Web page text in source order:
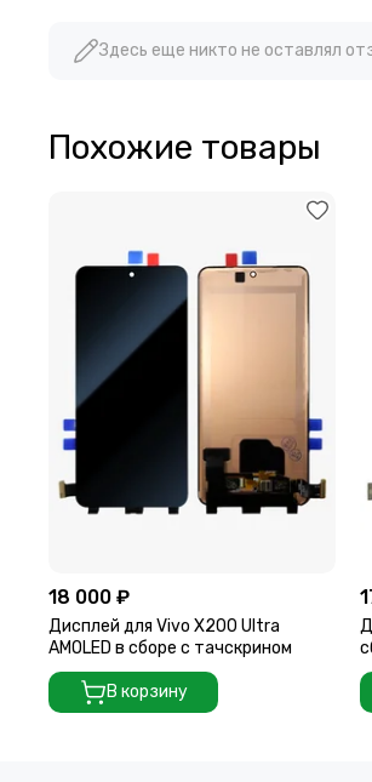
Здесь еще никто не оставлял
Похожие товары
18 000 ₽
Дисплей для Vivo X200 Ultra
AMOLED в сборе с тачскрином
В корзину